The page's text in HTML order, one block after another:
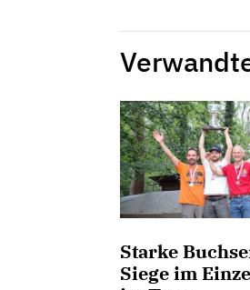
Starke
Siege im